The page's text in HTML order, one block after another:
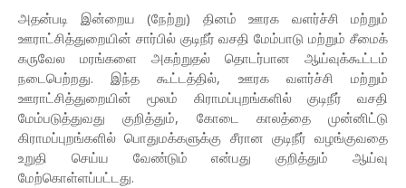
அதன்படி இன்றைய (நேற்று) தினம் ஊரக வளர்ச்சி மற்றும்
ஊராட்சித்துறையின் சார்பில் குடிநீர் வசதி மேம்பாடு மற்றும் சீமைக்
கருவேல மரங்களை அகற்றுதல் தொடர்பான ஆய்வுக்கூட்டம்
நடைபெற்றது. இந்த கூட்டத்தில், ஊரக வளர்ச்சி மற்றும்
ஊராட்சித்துறையின் மூலம் கிராமப்புறங்களில் குடிநீர் வசதி
மேம்படுத்துவது குறித்தும், கோடை காலத்தை முன்னிட்டு
கிராமப்புறங்களில் பொதுமக்களுக்கு சீரான குடிநீர் வழங்குவதை
உறுதி செய்ய வேண்டும் என்பது குறித்தும் ஆய்வு
மேற்கொள்ளப்பட்டது.